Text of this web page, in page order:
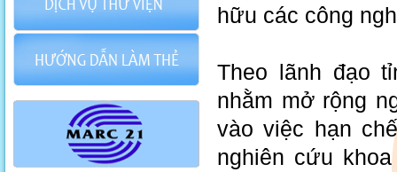
hữu các công
Theo lãnh đạo
nhằm mở rộng
vào việc hạn
nghiên cứu